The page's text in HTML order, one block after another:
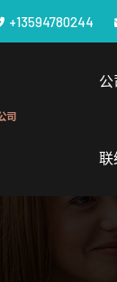
+13594780244
公
联